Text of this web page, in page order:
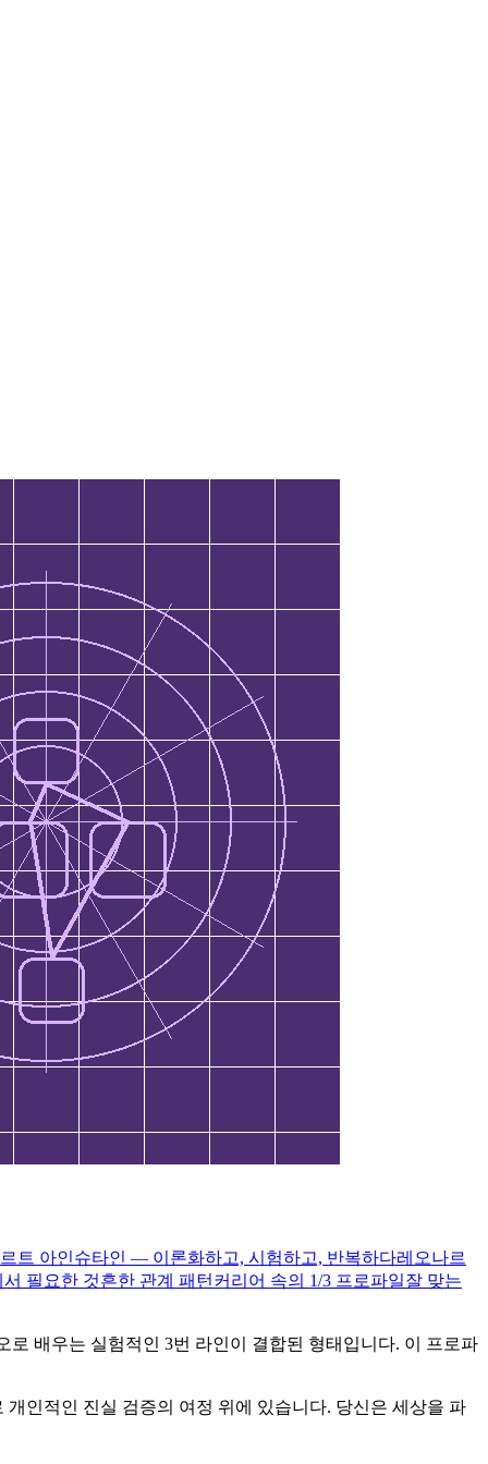
트 아인슈타인 — 이론화하고, 시험하고, 반복하다레오나르
필요한 것흔한 관계 패턴 커리어 속의 1/3 프로파일잘 맞는
로 배우는 실험적인 3번 라인이 결합된 형태입니다. 이 프로파
개인적인 진실 검증의 여정 위에 있습니다. 당신은 세상을 파